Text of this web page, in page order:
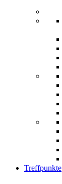
Treffpunkte